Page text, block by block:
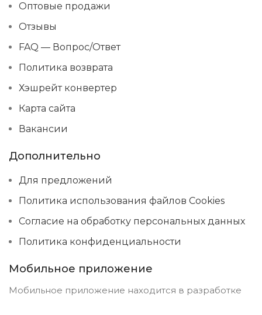
Оптовые продажи
Отзывы
FAQ — Вопрос/Ответ
Политика возврата
Хэшрейт конвертер
Карта сайта
Вакансии
Дополнительно
Для предложений
Политика использования файлов Cookies
Согласие на обработку персональных данных
Политика конфиденциальности
Мобильное приложение
Мобильное приложение находится в разработке